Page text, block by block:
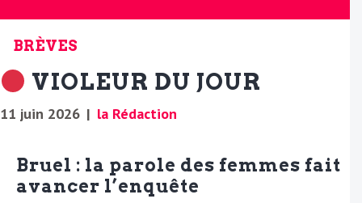
BRÈVES
VIOLEUR DU JOUR
11 juin 2026 | la Rédaction
Bruel : la parole des femmes fait
avancer l’enquête